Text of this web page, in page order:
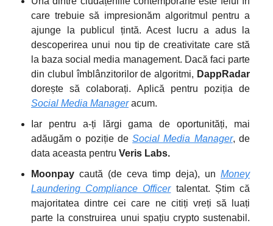
care trebuie să impresionăm algoritmul pentru a
ajunge la publicul țintă. Acest lucru a adus la
descoperirea unui nou tip de creativitate care stă
la baza social media management. Dacă faci parte
din clubul îmblânzitorilor de algoritmi, DappRadar
dorește să colaborați. Aplică pentru poziția de
Social Media Manageracum.
Iar pentru a-ți lărgi gama de oportunități, mai
adăugăm o poziție deSocial Media Manager, de
data aceasta pentru Veris Labs.
Moonpay caută (de ceva timp deja), un Money
Laundering Compliance Officertalentat. Știm că
majoritatea dintre cei care ne citiți vreți să luați
parte la construirea unui spațiu crypto sustenabil.